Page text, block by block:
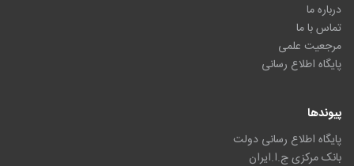
درباره ما
تماس با ما
مرجعیت علمی
پایگاه اطلاع رسانی
پیوندها
پایگاه اطلاع رسانی دولت
بانک مرکزی ج.ا.ایران